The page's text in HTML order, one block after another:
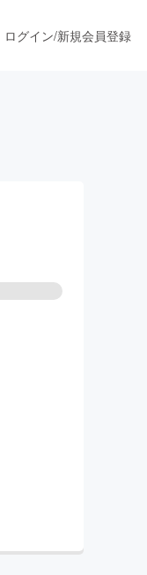
ログイン/新規会員登録